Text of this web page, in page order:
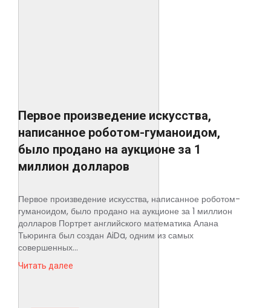
Первое произведение искусства,
написанное роботом-гуманоидом,
было продано на аукционе за 1
миллион долларов
Первое произведение искусства, написанное роботом-
гуманоидом, было продано на аукционе за 1 миллион
долларов Портрет английского математика Алана
Тьюринга был создан AiDa, одним из самых
совершенных...
Читать далее